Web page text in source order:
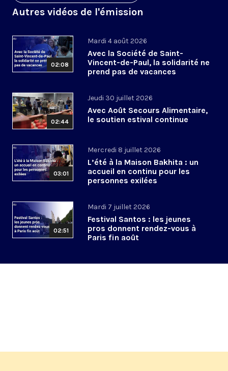
Autres vidéos de l'émission
02:08
Mardi 4 août 2026
Avec la Société de Saint-
Vincent-de-Paul, la solidarité ne
prend pas de vacances
02:44
Jeudi 30 juillet 2026
Avec Août Secours Alimentaire,
le soutien estival continue
03:01
Mercredi 8 juillet 2026
L’été à la Maison Bakhita : un
accueil en continu pour les
personnes exilées
02:51
Mardi 7 juillet 2026
Festival Santos : les jeunes
pros donnent rendez-vous à
Paris fin août